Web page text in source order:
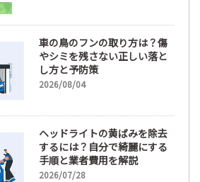
車の鳥のフンの取り方は？傷
やシミを残さない正しい落と
し方と予防策
2026/08/04
ヘッドライトの黄ばみを除去
するには？自分で綺麗にする
手順と業者費用を解説
2026/07/28